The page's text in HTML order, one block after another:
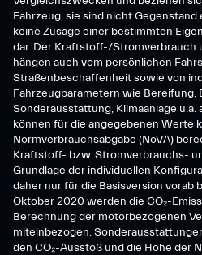
Fahrzeug, sie sind nicht
keine Zusage einer bestimmten
dar. Der Kraftstoff-/Stromverbrauch
hängen auch vom persönlichen
Straßenbeschaffenheit sowie von
Fahrzeugparametern wie Bereifung,
Sonderausstattung, Klimaanlage
können für die angegebenen Werte
Normverbrauchsabgabe (NoVA)
Kraftstoff- bzw. Stromverbrauchs-
Grundlage der individuellen
daher nur für die Basisversion vorab
Oktober 2020 werden die CO₂-
Berechnung der motorbezogenen
miteinbezogen.
den CO₂-Ausstoß und die Höhe der